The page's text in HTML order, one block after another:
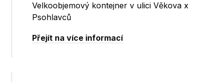
Velkoobjemový kontejner v ulici Věkova x
Psohlavců
Přejít na více informací